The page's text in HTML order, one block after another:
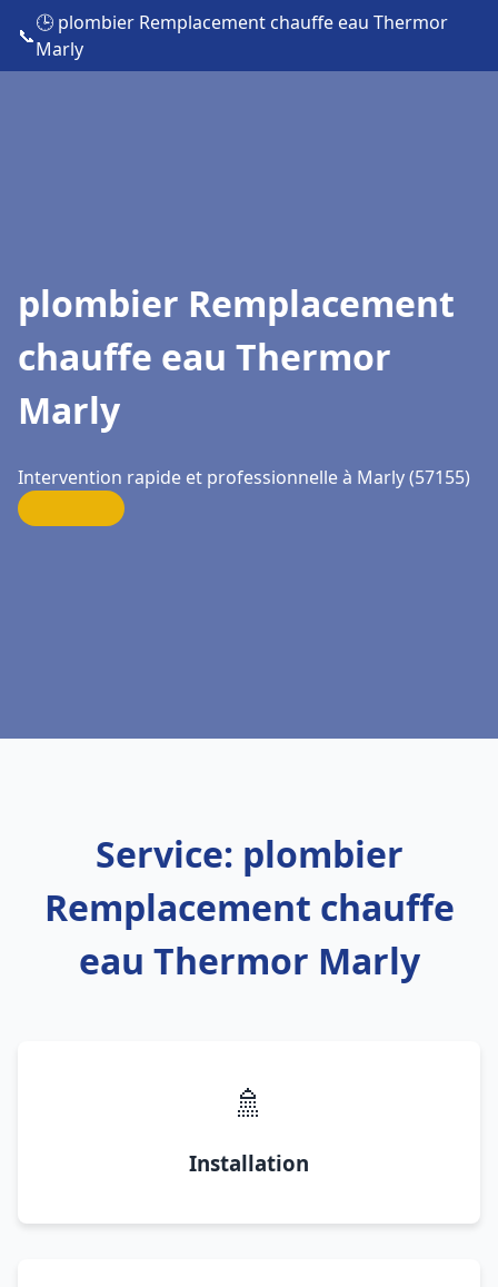
📞
🕒 plombier Remplacement chauffe eau Thermor
Marly
plombier Remplacement
chauffe eau Thermor
Marly
Intervention rapide et professionnelle à Marly (57155)
Service: plombier
Remplacement chauffe
eau Thermor Marly
🚿
Installation